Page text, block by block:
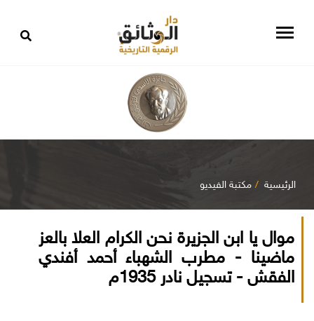
الرئيسية مكتبة الفيديو
موال يا ابن الجزيرة نحن الكرام العلا بالعز
ماضينا - مطرب الشهباء أحمد أفندي
الفقش - تسجيل نادر 1935م